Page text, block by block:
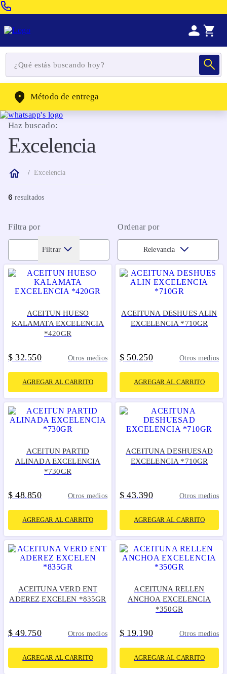
WhatsApp: (302) 262-4104
Método de entrega
Haz buscado:
Excelencia
Excelencia
6
Filtra por Ordenar por
Filtrar Relevancia
ACEITUN HUESO
KALAMATA EXCELENCIA
*420GR
$ 32.550 Otros medios
AGREGAR AL CARRITO
ACEITUNA DESHUES ALIN
EXCELENCIA *710GR
$ 50.250 Otros medios
AGREGAR AL CARRITO
ACEITUN PARTID
ALINADA EXCELENCIA
*730GR
$ 48.850 Otros medios
AGREGAR AL CARRITO
ACEITUNA DESHUESAD
EXCELENCIA *710GR
$ 43.390 Otros medios
AGREGAR AL CARRITO
ACEITUNA VERD ENT
ADEREZ EXCELEN *835GR
$ 49.750 Otros medios
AGREGAR AL CARRITO
ACEITUNA RELLEN
ANCHOA EXCELENCIA
*350GR
$ 19.190 Otros medios
AGREGAR AL CARRITO